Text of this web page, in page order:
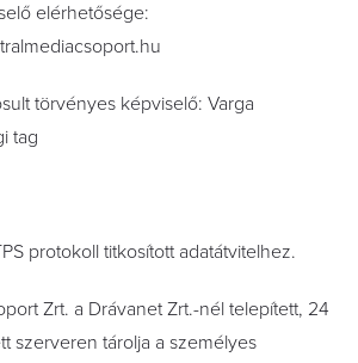
elérhetősége:
törvényes képviselő: Varga
tag
protokoll titkosított adatátvitelhez.
Zrt. a Drávanet Zrt.-nél telepített, 24
szerveren tárolja a személyes